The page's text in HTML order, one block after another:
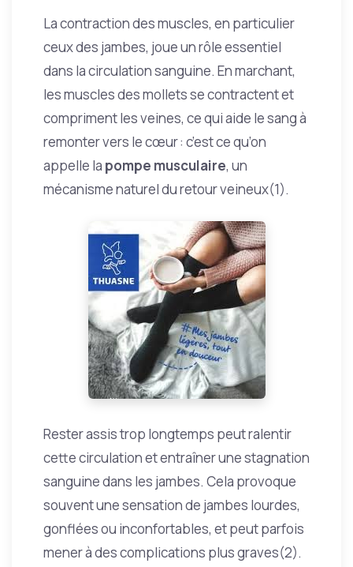
La contraction des muscles, en particulier
ceux des jambes, joue un rôle essentiel
dans la circulation sanguine. En marchant,
les muscles des mollets se contractent et
compriment les veines, ce qui aide le sang à
remonter vers le cœur : c’est ce qu’on
appelle la pompe musculaire, un
mécanisme naturel du retour veineux(1).
Rester assis trop longtemps peut ralentir
cette circulation et entraîner une stagnation
sanguine dans les jambes. Cela provoque
souvent une sensation de jambes lourdes,
gonflées ou inconfortables, et peut parfois
mener à des complications plus graves(2).